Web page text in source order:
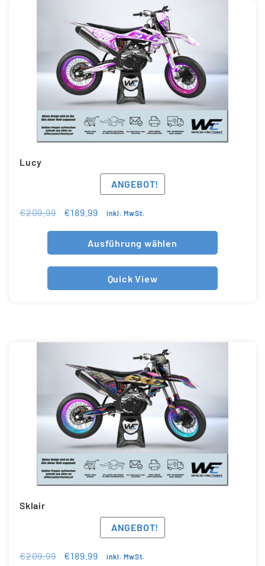
Lucy
ANGEBOT!
€209.99 €189.99 inkl. MwSt.
Ausführung wählen
Quick View
Sklair
ANGEBOT!
€209.99 €189.99 inkl. MwSt.